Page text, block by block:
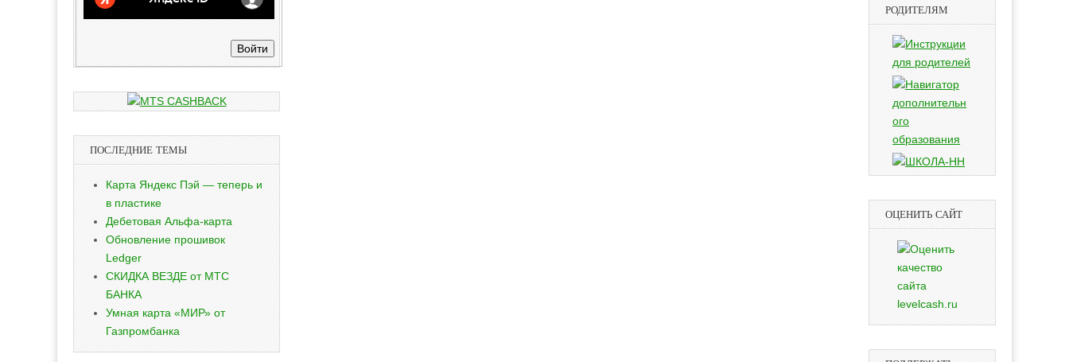
Войти
ПОСЛЕДНИЕ ТЕМЫ
Карта Яндекс Пэй — теперь и
в пластике
Дебетовая Альфа-карта
Обновление прошивок
Ledger
СКИДКА ВЕЗДЕ от МТС
БАНКА
Умная карта «МИР» от
Газпромбанка
РОДИТЕЛЯМ
ОЦЕНИТЬ САЙТ